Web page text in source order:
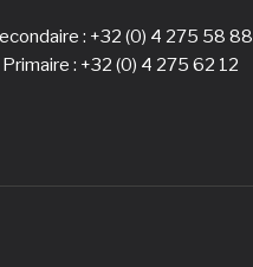
: +32 (0) 4 275 58 88
Primaire : +32 (0) 4 275 62 12